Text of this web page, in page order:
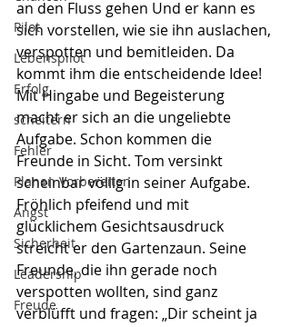
Pilot
Lebenspilot
Erfolg
scheitern
Fehler
Planen Vorbereiten
Angst
Sicherheit
Leadership
Freude
an den Fluss gehen Und er kann es
sich vorstellen, wie sie ihn auslachen,
verspotten und bemitleiden. Da
kommt ihm die entscheidende Idee!
Mit Hingabe und Begeisterung
macht er sich an die ungeliebte
Aufgabe. Schon kommen die
Freunde in Sicht. Tom versinkt
scheinbar völlig in seiner Aufgabe.
Fröhlich pfeifend und mit
glücklichem Gesichtsausdruck
streicht er den Gartenzaun. Seine
Freunde, die ihn gerade noch
verspotten wollten, sind ganz
verblüfft und fragen: „Dir scheint ja